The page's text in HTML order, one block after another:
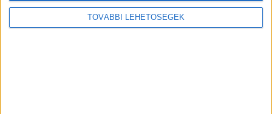
TOVÁBBI LEHETŐSÉGEK